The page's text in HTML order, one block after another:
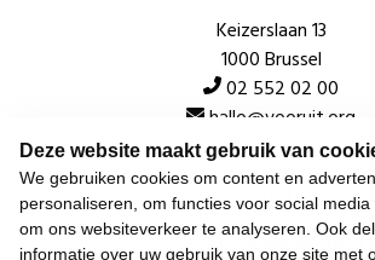
Deze website maakt gebruik van
We gebruiken cookies om content en
personaliseren, om functies voor social media
om ons websiteverkeer te analyseren. Ook
informatie over uw gebruik van onze site met
Keizerslaan 13
1000 Brussel
02 552 02 00
hallo@vooruit.org
Snel
Over de beweging